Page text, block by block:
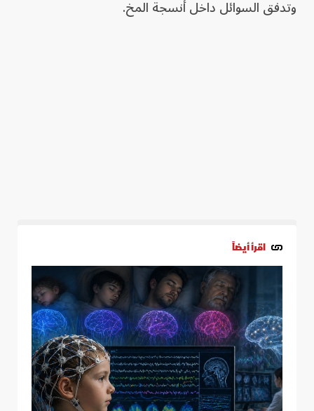
وتدفق السوائل داخل أنسجة المخ.
اقرأ أيضاً